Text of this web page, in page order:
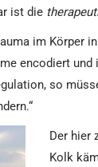
ist die
im Körper
encodiert
so
Der hier
Kolk